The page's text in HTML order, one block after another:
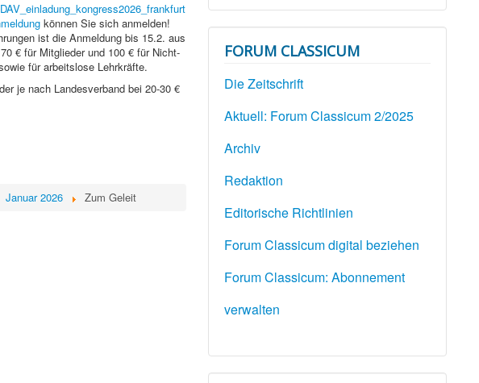
können Sie sich anmelden!
ist die Anmeldung bis 15.2. aus
€ für Mitglieder und 100 € für Nicht-
für arbeitslose Lehrkräfte.
je nach Landesverband bei 20-30 €
Januar 2026 Zum Geleit
FORUM CLASSICUM
Die Zeitschrift
Aktuell: Forum Classicum 2/2025
Archiv
Redaktion
Editorische Richtlinien
Forum Classicum digital beziehen
Forum Classicum: Abonnement
verwalten